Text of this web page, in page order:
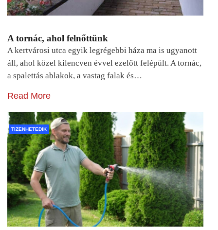
A tornác, ahol felnőttünk
A kertvárosi utca egyik legrégebbi háza ma is ugyanott
áll, ahol közel kilencven évvel ezelőtt felépült. A tornác,
a spalettás ablakok, a vastag falak és…
Read More
TIZENHETEDIK